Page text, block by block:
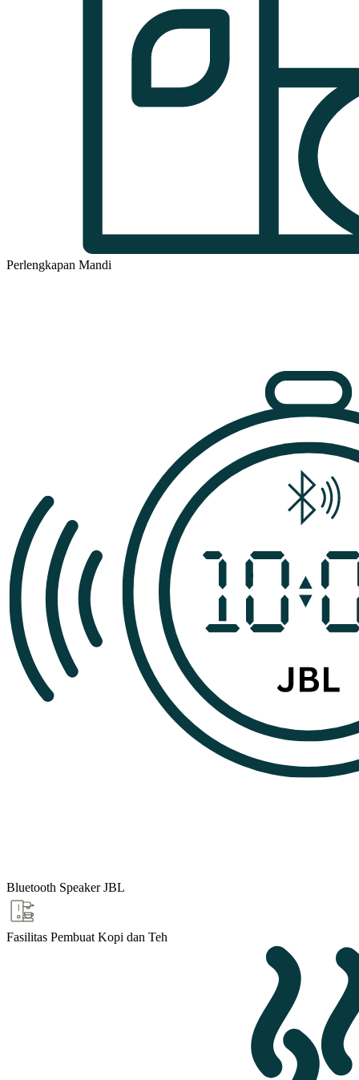
Perlengkapan Mandi
Bluetooth Speaker JBL
Fasilitas Pembuat Kopi dan Teh